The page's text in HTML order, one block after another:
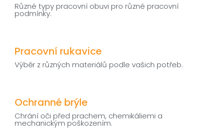
Různé typy pracovní obuvi pro různé pracovní
podmínky.
Pracovní rukavice
Výběr z různých materiálů podle vašich potřeb.
Ochranné brýle
Chrání oči před prachem, chemikáliemi a
mechanickým poškozením.